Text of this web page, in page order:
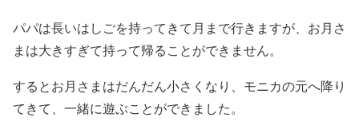
パパは長いはしごを持ってきて月まで行きますが、お月さ
まは大きすぎて持って帰ることができません。
するとお月さまはだんだん小さくなり、モニカの元へ降り
てきて、一緒に遊ぶことができました。